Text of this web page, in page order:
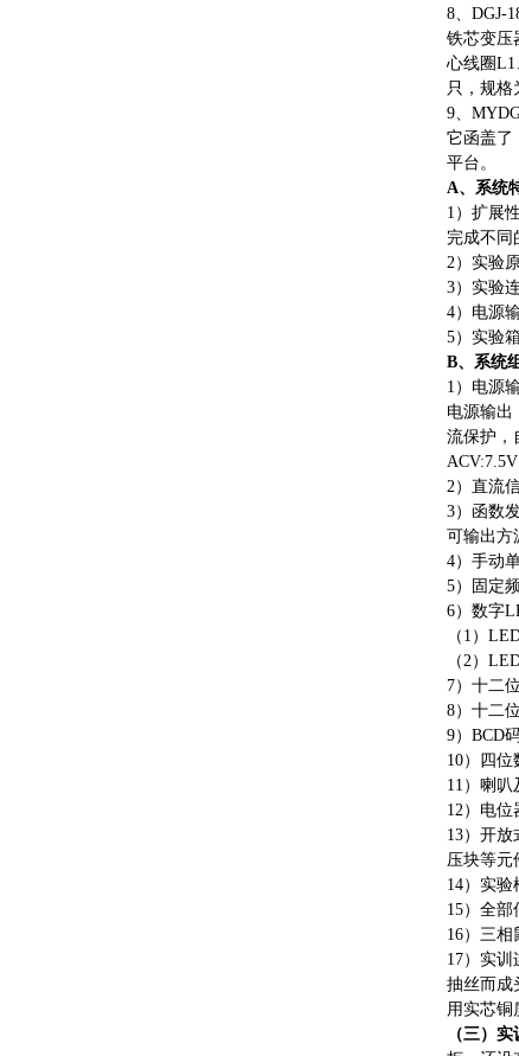
8、DGJ-
铁芯变压
心线圈
只，规格
9、
它函盖了
平台。
A、系统
1）扩展
完成不同
2）实验
3）实验
4）电源
5）实验
B、系统
1）电源
电源输出
流保护，
2）直流
3）函数
可输出方
4）手动
5）固定
6）数字
（ 1）
（2）
7）十二
8）十二
9）BCD
10）四位
11）喇叭
12）电位
13）开
压块等元
14）实验
15）全部
16）三
17）实
抽丝而成
用实芯铜
（三）实